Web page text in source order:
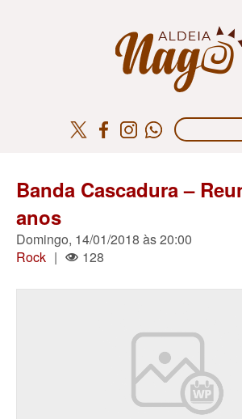
Banda Cascadura –
anos
Domingo, 14/01/2018 às 20:00
Rock | 128